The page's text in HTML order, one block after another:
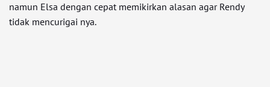
namun Elsa dengan cepat memikirkan alasan agar Rendy
tidak mencurigai nya.